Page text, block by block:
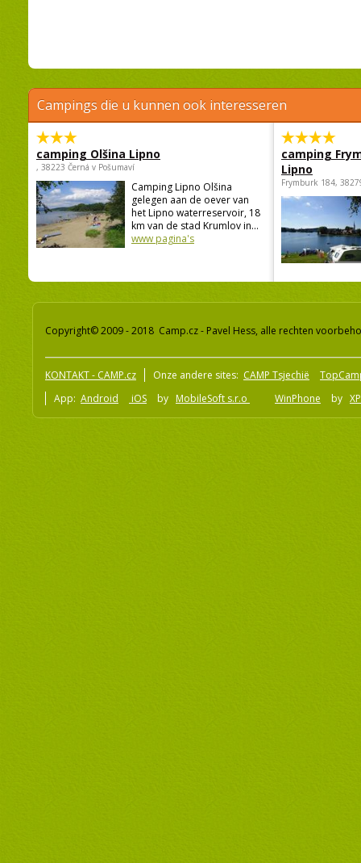
Campings die u kunnen ook interesseren
camping Olšina Lipno
, 38223 Černá v Pošumaví
Camping Lipno Olšina
gelegen aan de oever van
het Lipno waterreservoir, 18
km van de stad Krumlov in...
www pagina's
camping
Lipno
Frymburk 184,
Copyright© 2009 - 2018 Camp.cz - Pavel Hess, alle rechten
KONTAKT - CAMP.cz Onze andere sites: CAMP Tsjechië
App: Android iOS by MobileSoft s.r.o WinPhone by